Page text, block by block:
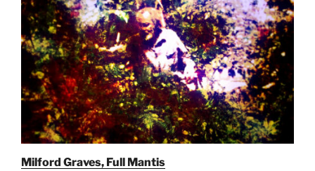
Milford Graves, Full Mantis